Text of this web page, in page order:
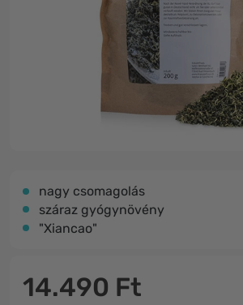
nagy csomagolás
száraz gyógynövény
"Xiancao"
14.490 Ft